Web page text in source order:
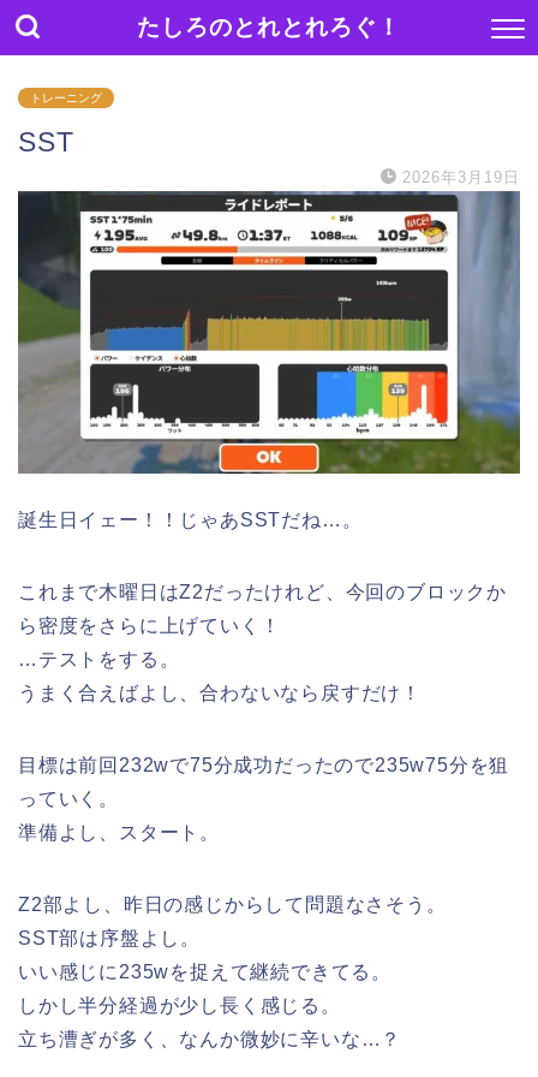
たしろのとれとれろぐ！
トレーニング
SST
2026年3月19日
誕生日イェー！！じゃあSSTだね…。
これまで木曜日はZ2だったけれど、今回のブロックか
ら密度をさらに上げていく！
…テストをする。
うまく合えばよし、合わないなら戻すだけ！
目標は前回232wで75分成功だったので235w75分を狙
っていく。
準備よし、スタート。
Z2部よし、昨日の感じからして問題なさそう。
SST部は序盤よし。
いい感じに235wを捉えて継続できてる。
しかし半分経過が少し長く感じる。
立ち漕ぎが多く、なんか微妙に辛いな…？